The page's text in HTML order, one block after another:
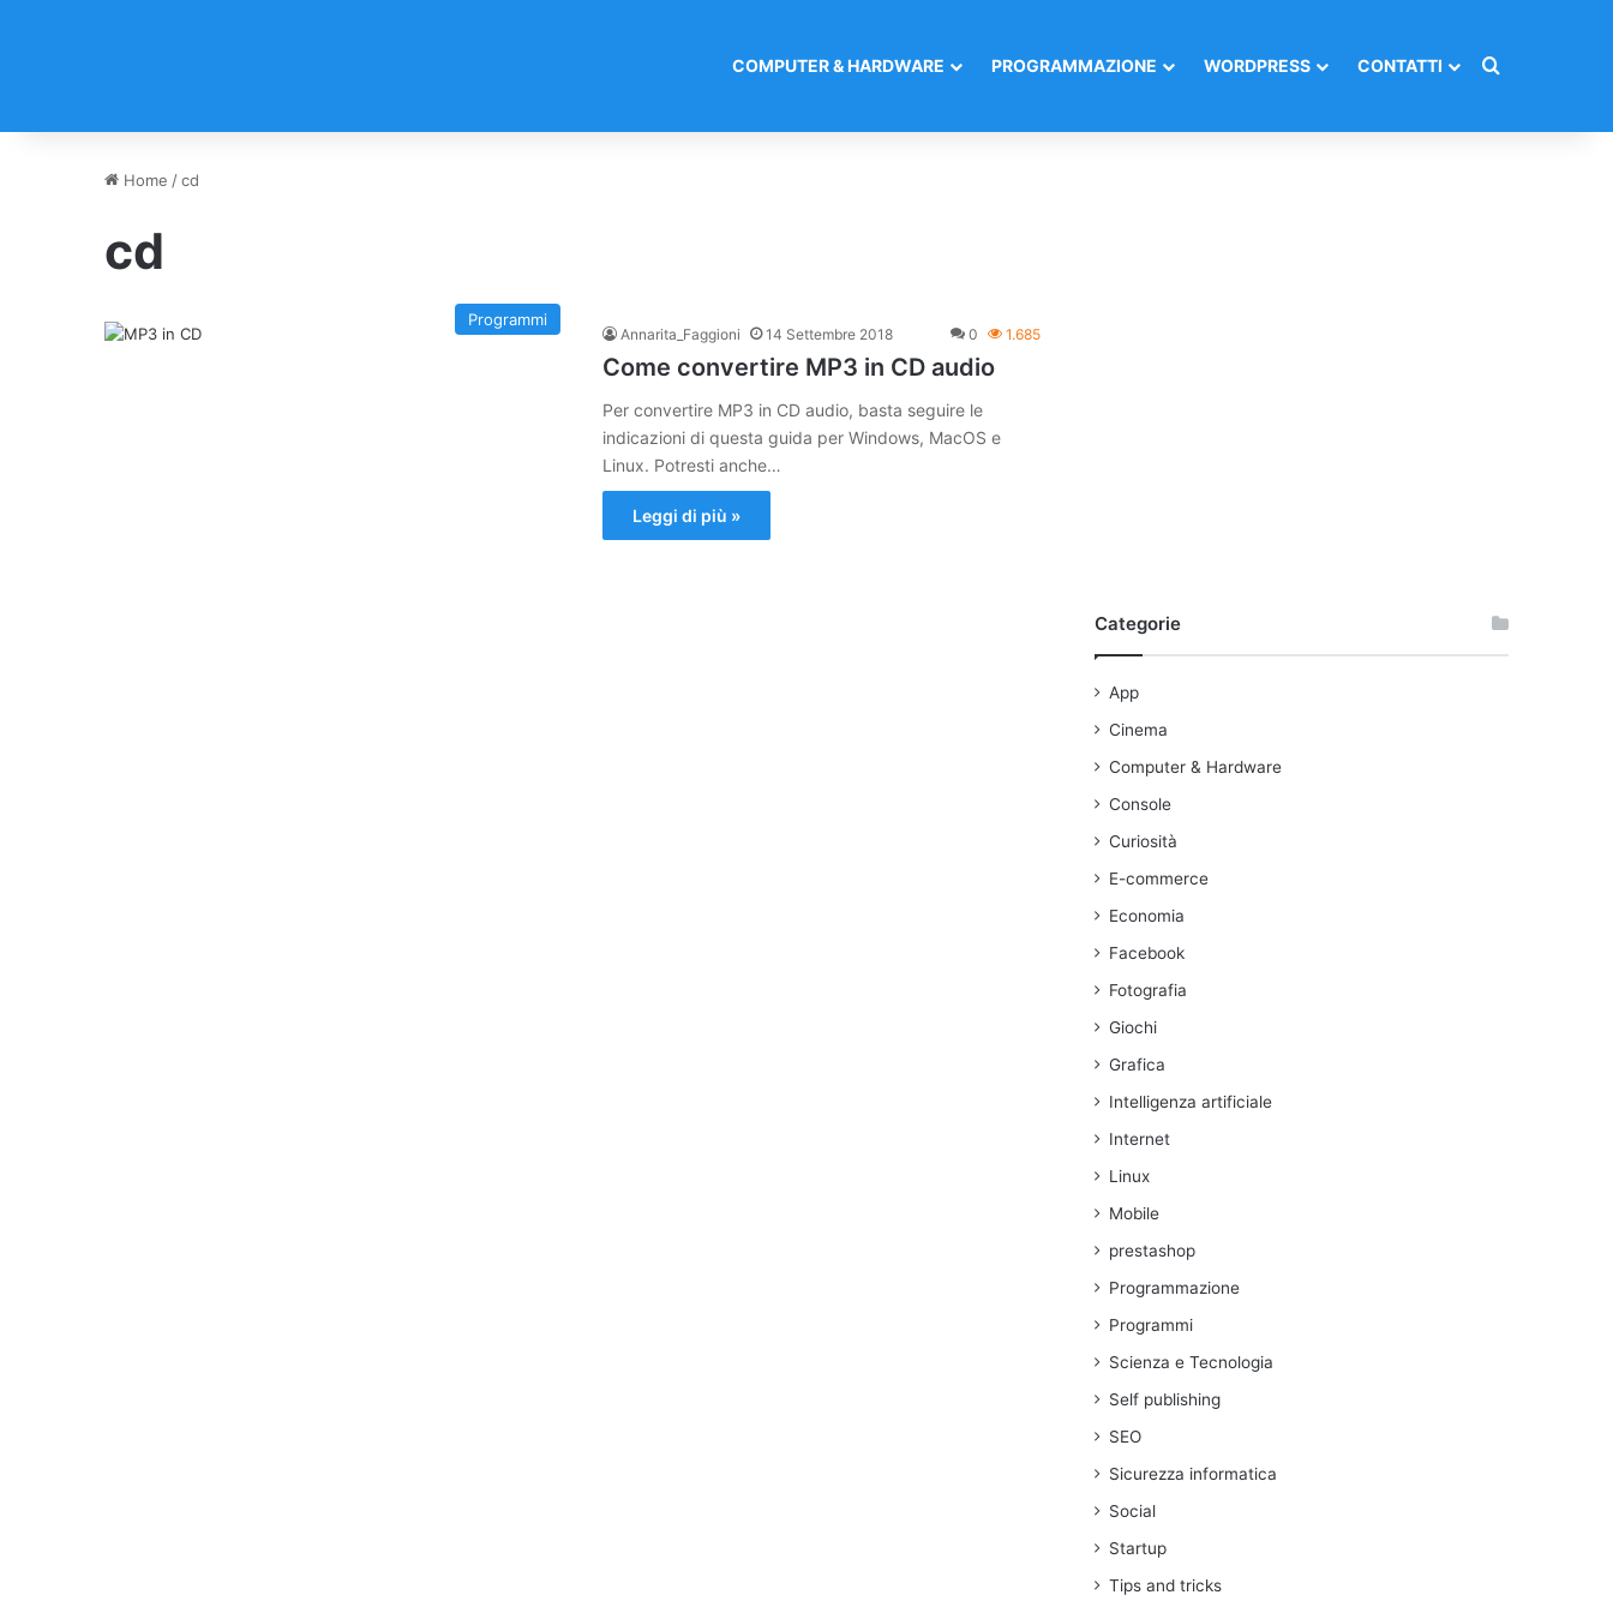
COMPUTER & HARDWARE PROGRAMMAZIONE WORDPRESS CONTATTI Cerca per
Home /cd
cd
Programmi
Annarita_Faggioni 14 Settembre 2018 0 1.685
Come convertire MP3 in CD audio
Per convertire MP3 in CD audio, basta seguire le
indicazioni di questa guida per Windows, MacOS e
Linux. Potresti anche…
Leggi di più »
Categorie
App
Cinema
Computer & Hardware
Console
Curiosità
E-commerce
Economia
Facebook
Fotografia
Giochi
Grafica
Intelligenza artificiale
Internet
Linux
Mobile
prestashop
Programmazione
Programmi
Scienza e Tecnologia
Self publishing
SEO
Sicurezza informatica
Social
Startup
Tips and tricks